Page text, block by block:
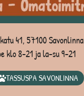
41, 57100 Savonlinna
klo 8-21 ja la-su 9-21
TASSUSPA SAVONLINNA